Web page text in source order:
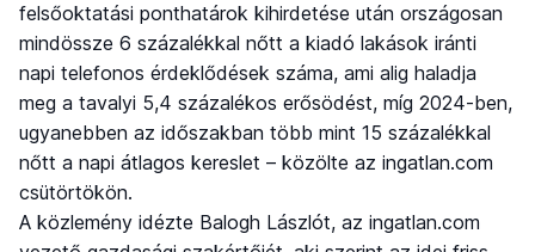
felsőoktatási ponthatárok kihirdetése után országosan
mindössze 6 százalékkal nőtt a kiadó lakások iránti
napi telefonos érdeklődések száma, ami alig haladja
meg a tavalyi 5,4 százalékos erősödést, míg 2024-ben,
ugyanebben az időszakban több mint 15 százalékkal
nőtt a napi átlagos kereslet – közölte az ingatlan.com
csütörtökön.
A közlemény idézte Balogh Lászlót, az ingatlan.com